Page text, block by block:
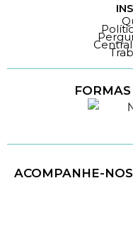
ACOMPANHE-NOS